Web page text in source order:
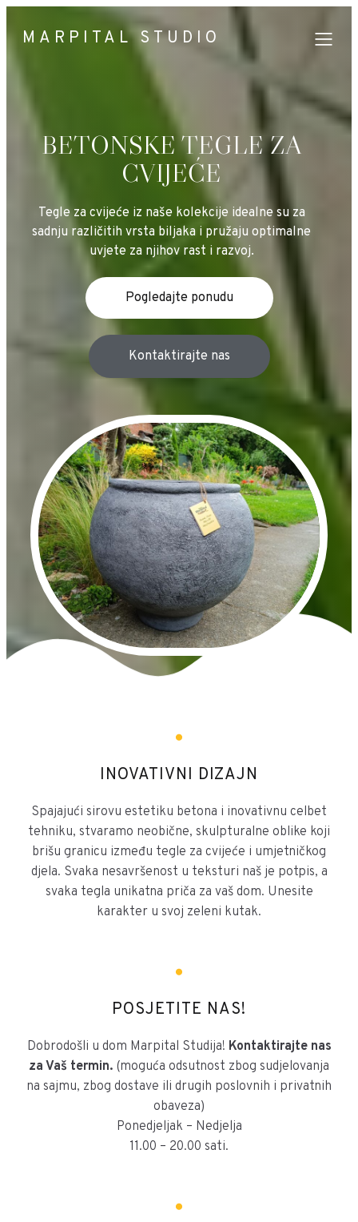
MARPITAL STUDIO
BETONSKE TEGLE ZA
CVIJEĆE
Tegle za cvijeće iz naše kolekcije idealne su za
sadnju različitih vrsta biljaka i pružaju optimalne
uvjete za njihov rast i razvoj.
Pogledajte ponudu
Kontaktirajte nas
INOVATIVNI DIZAJN
Spajajući sirovu estetiku betona i inovativnu celbet
tehniku, stvaramo neobične, skulpturalne oblike koji
brišu granicu između tegle za cvijeće i umjetničkog
djela. Svaka nesavršenost u teksturi naš je potpis, a
svaka tegla unikatna priča za vaš dom. Unesite
karakter u svoj zeleni kutak.
POSJETITE NAS!
Dobrodošli u dom Marpital Studija! Kontaktirajte nas
za Vaš termin. (moguća odsutnost zbog sudjelovanja
na sajmu, zbog dostave ili drugih poslovnih i privatnih
obaveza)
Ponedjeljak – Nedjelja
11.00 – 20.00 sati.